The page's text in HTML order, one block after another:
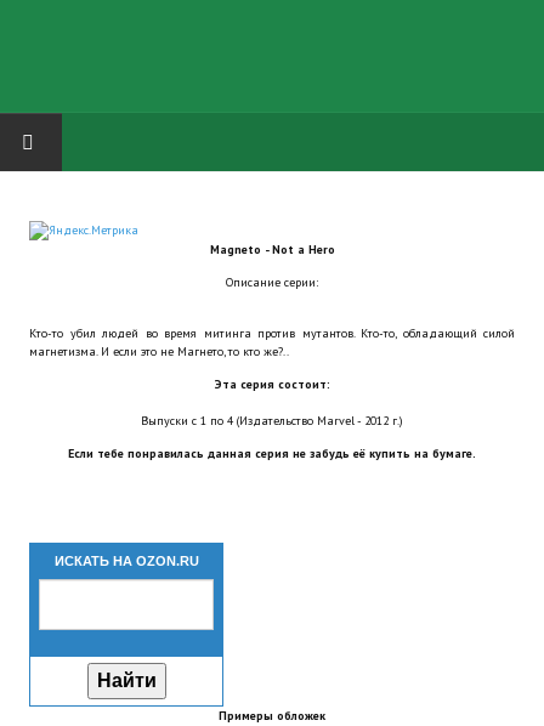
Теневой кардинал для Обливиона
Aliens vs Predator 2 (Русские субтитры)
Новый ГГ
Теневой кардинал для Скайрима
Работы Alexandra10
Magneto - Not a Hero
Описание серии:
Кто-то убил людей во время митинга против мутантов. Кто-то, обладающий силой
магнетизма. И если это не Магнето, то кто же?..
Эта серия состоит:
Выпуски с 1 по 4 (Издательство Marvel - 2012 г.)
Если тебе понравилась данная серия не забудь её купить на бумаге.
ИСКАТЬ НА OZON.RU
Примеры обложек